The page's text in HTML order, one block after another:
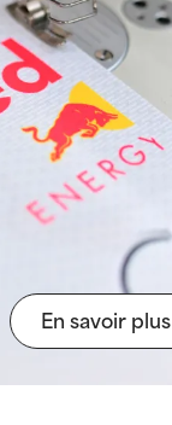
En savoir plus